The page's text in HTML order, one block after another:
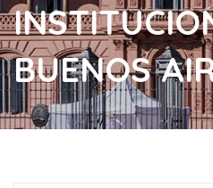
BUENOS